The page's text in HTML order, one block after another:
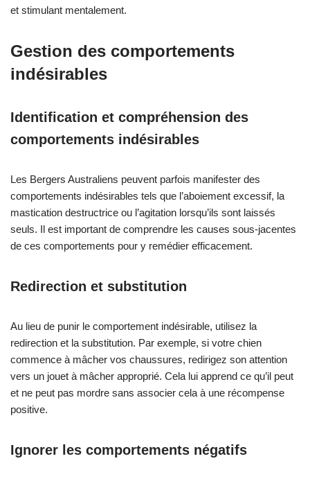
et stimulant mentalement.
Gestion des comportements
indésirables
Identification et compréhension des
comportements indésirables
Les Bergers Australiens peuvent parfois manifester des
comportements indésirables tels que l’aboiement excessif, la
mastication destructrice ou l’agitation lorsqu’ils sont laissés
seuls. Il est important de comprendre les causes sous-jacentes
de ces comportements pour y remédier efficacement.
Redirection et substitution
Au lieu de punir le comportement indésirable, utilisez la
redirection et la substitution. Par exemple, si votre chien
commence à mâcher vos chaussures, redirigez son attention
vers un jouet à mâcher approprié. Cela lui apprend ce qu’il peut
et ne peut pas mordre sans associer cela à une récompense
positive.
Ignorer les comportements négatifs